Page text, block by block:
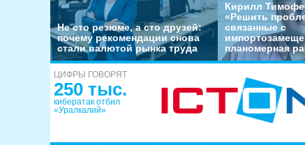
Не сто резюме, а сто друзей:
почему рекомендации снова
стали валютой рынка труда
Кирилл
«Решить
связанные с
планомерная
ЦИФРЫ ГОВОРЯТ
250 тыс.
кибератак отбил
«Уралкалий»